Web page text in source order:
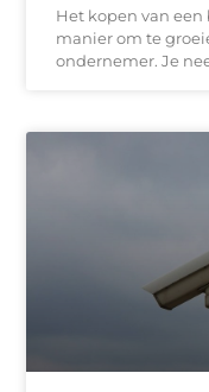
Het kopen van
manier om te
ondernemer. Je